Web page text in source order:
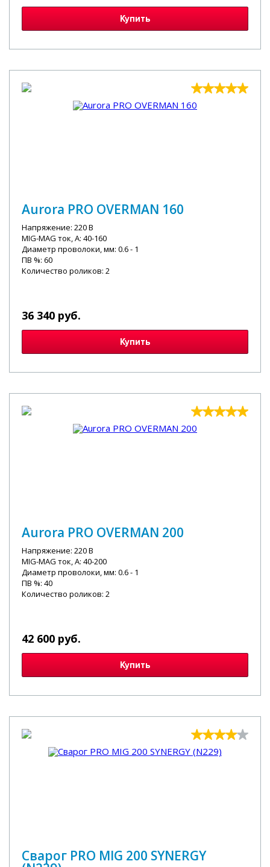
Купить
Aurora PRO OVERMAN 160
Напряжение: 220 В
MIG-MAG ток, А: 40-160
Диаметр проволоки, мм: 0.6 - 1
ПВ %: 60
Количество роликов: 2
36 340 руб.
Купить
Aurora PRO OVERMAN 200
Напряжение: 220 В
MIG-MAG ток, А: 40-200
Диаметр проволоки, мм: 0.6 - 1
ПВ %: 40
Количество роликов: 2
42 600 руб.
Купить
Сварог PRO MIG 200 SYNERGY